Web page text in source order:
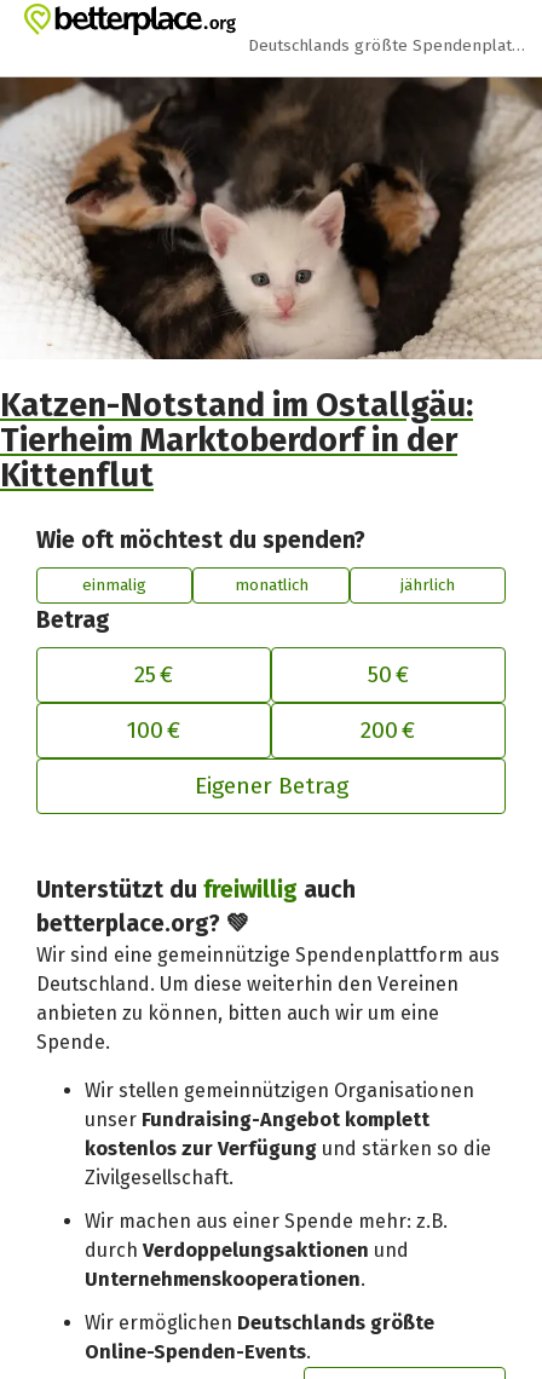
Zum Hauptinhalt springen
Erklärung zur Barrierefreiheit anzeigen
Deutschlands größte Spendenplattform
Katzen-Notstand im Ostallgäu:
Tierheim Marktoberdorf in der
Kittenflut
Wie oft möchtest du spenden?
einmalig monatlich jährlich
Betrag
25 €
50 €
100 € 200 €
Eigener Betrag
Unterstützt dufreiwillig auch
betterplace.org? 💚
Wir sind eine gemeinnützige Spendenplattform aus
Deutschland. Um diese weiterhin den Vereinen
anbieten zu können, bitten auch wir um eine
Spende.
Wir stellen gemeinnützigen Organisationen
unser Fundraising-Angebot komplett
kostenlos zur Verfügung und stärken so die
Zivilgesellschaft.
Wir machen aus einer Spende mehr: z.B.
durchVerdoppelungsaktionen und
Unternehmenskooperationen.
Wir ermöglichen Deutschlands größte
Online-Spenden-Events.
Deinen Beitrag an betterplace